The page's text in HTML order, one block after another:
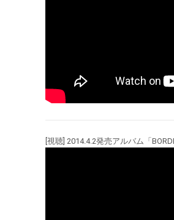
[視聴] 2014.4.2発売アルバム「